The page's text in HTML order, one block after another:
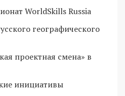
WorldSkills Russia
географического
проектная смена» в
инициативы